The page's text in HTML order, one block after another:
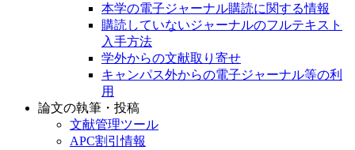
本学の電子ジャーナル購読に関する情報
購読していないジャーナルのフルテキスト
入手方法
学外からの文献取り寄せ
キャンパス外からの電子ジャーナル等の利
用
論文の執筆・投稿
文献管理ツール
APC割引情報